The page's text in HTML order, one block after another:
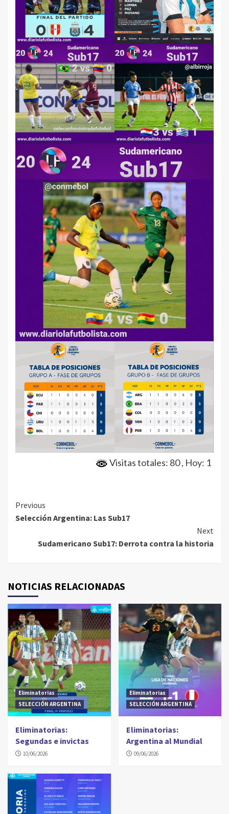
Visitas totales: 80, Hoy: 1
Continue
Reading
Previous
Selección Argentina: Las Sub17
Next
Sudamericano Sub17: Derrota contra la historia
NOTICIAS RELACIONADAS
Eliminatorias
SELECCIÓN ARGENTINA
Eliminatorias:
Segundas e invictas
10/06/2026
Eliminatorias
SELECCIÓN ARGENTINA
Eliminatorias:
Argentina al Mundial
09/06/2026